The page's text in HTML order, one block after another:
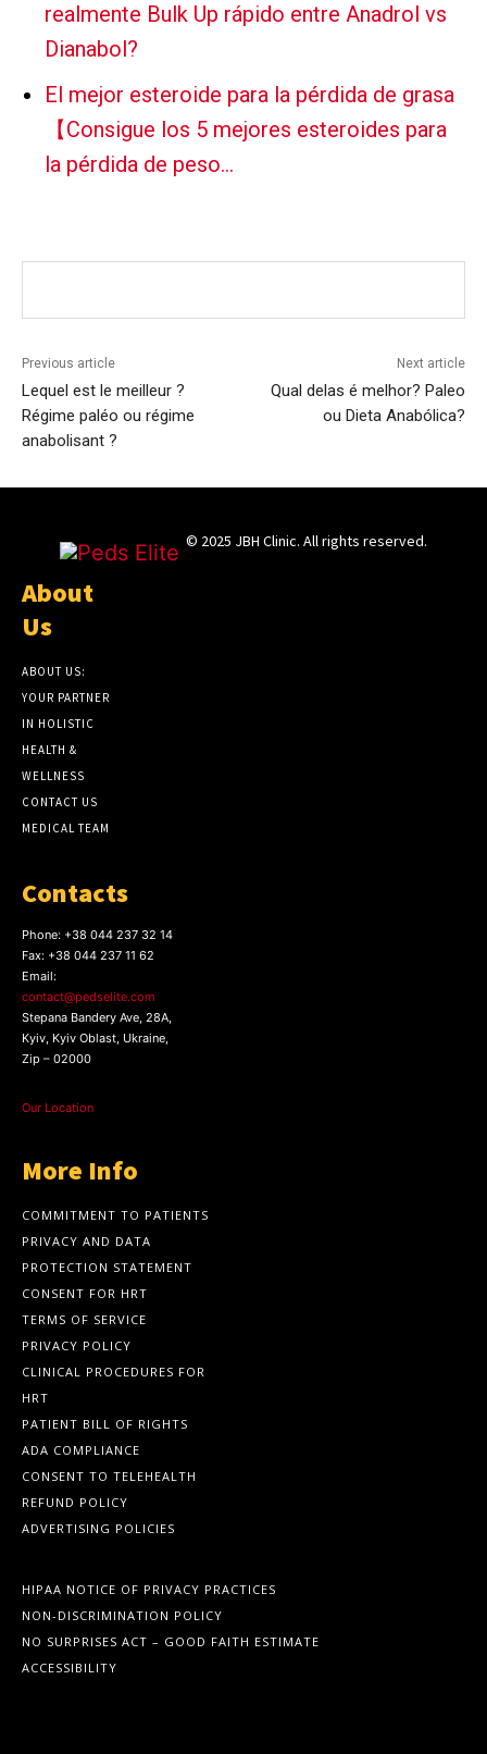
realmente Bulk Up rápido entre Anadrol vs
Dianabol?
El mejor esteroide para la pérdida de grasa
【Consigue los 5 mejores esteroides para
la pérdida de peso…
Previous article
Lequel est le meilleur ?
Régime paléo ou régime
anabolisant ?
Next article
Qual delas é melhor? Paleo
ou Dieta Anabólica?
© 2025 JBH Clinic. All rights reserved.
About
Us
ABOUT US:
YOUR PARTNER
IN HOLISTIC
HEALTH &
WELLNESS
CONTACT US
MEDICAL TEAM
Contacts
Phone: +38 044 237 32 14
Fax: +38 044 237 11 62
Email:
contact@pedselite.com
Stepana Bandery Ave, 28A,
Kyiv, Kyiv Oblast, Ukraine,
Zip – 02000
Our Location
More Info
COMMITMENT TO PATIENTS
PRIVACY AND DATA
PROTECTION STATEMENT
CONSENT FOR HRT
TERMS OF SERVICE
PRIVACY POLICY
CLINICAL PROCEDURES FOR
HRT
PATIENT BILL OF RIGHTS
ADA COMPLIANCE
CONSENT TO TELEHEALTH
REFUND POLICY
ADVERTISING POLICIES
HIPAA NOTICE OF PRIVACY PRACTICES
NON-DISCRIMINATION POLICY
NO SURPRISES ACT – GOOD FAITH ESTIMATE
ACCESSIBILITY